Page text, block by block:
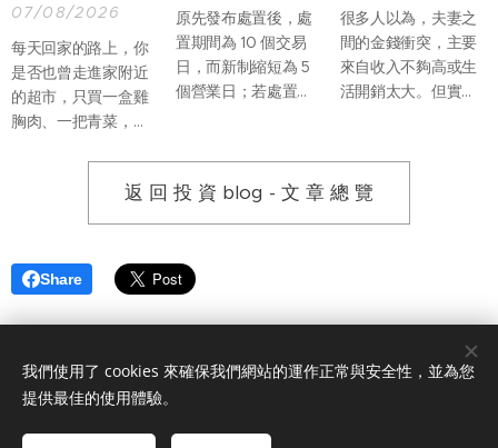
07/08/2026
每天回家的路上，你
是否也曾走進家附近
的超市，只買一盒雞
胸肉、一把青菜，再
物車，到量販店一次
買滿整週食材的畫
變。
原先發布處置後，處
置期間為 10 個交易
日，而新制縮短為 5
個營業日；若處置期
處置期間則由增長至
12 個營業日縮短為僅
很多人以為，夫妻之
間的金錢衝突，主要
來自收入不夠高或生
活開銷太大。但實際
「沒有錢」，而是兩
個人不知道該如何一
返 回 投 資 blog - 文 章 總 覽
Share
版權所有© 2025 永誠國際證券投資顧問股份有限公司 服務電話 0809-
金管會字號(113)年金管投顧新字第030號
我們使用了 cookies 來確保我們網站的運作正常與安全性，並為您
提供最佳的使用體驗。